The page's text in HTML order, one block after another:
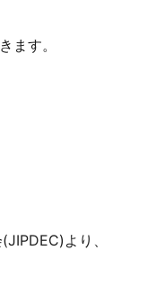
ます。
より、